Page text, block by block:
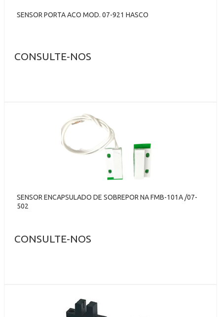
SENSOR PORTA ACO MOD. 07-921 HASCO
CONSULTE-NOS
SENSOR ENCAPSULADO DE SOBREPOR NA FMB-101A /07-
502
CONSULTE-NOS